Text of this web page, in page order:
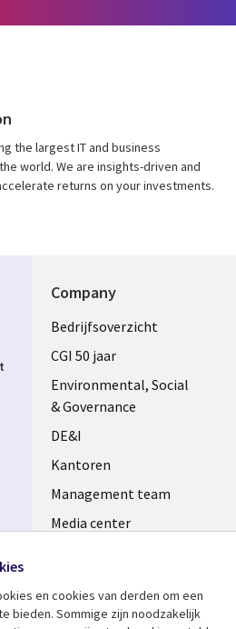
the largest IT and business
world. We are insights-driven and
returns on your investments.
Company
Useful
links
NETHERLANDS
Bedrijfsoverzicht
CGI 50 jaar
Environmental, Social
& Governance
DE&I
Kantoren
Management team
Media center
en cookies van derden om een
bieden. Sommige zijn noodzakelijk